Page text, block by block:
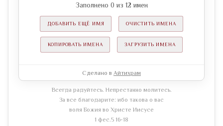
Заполнено 0 из 12 имен
ДОБАВИТЬ ЕЩЁ ИМЯ ОЧИСТИТЬ ИМЕНА
КОПИРОВАТЬ ИМЕНА ЗАГРУЗИТЬ ИМЕНА
Сделано в Айтихрам
Всегда радуйтесь. Непрестанно молитесь.
За все благодарите: ибо такова о вас
воля Божия во Христе Иисусе
1 фес.5 16-18